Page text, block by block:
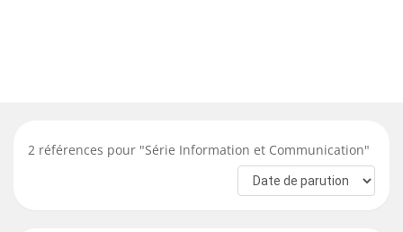
2 références pour "Série Information et Communication"